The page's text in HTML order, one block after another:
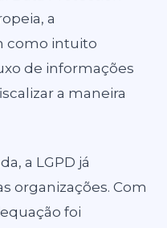
a
como intuito
de informações
a maneira
a LGPD já
organizações. Com
foi